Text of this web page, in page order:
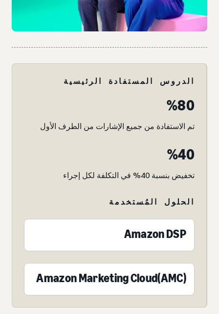
الدروس المستفادة الرئيسية
%80
تم الاستفادة من جميع الإشارات من الطرف الأول
40‏%
تخفيض بنسبة 40% في التكلفة لكل إجراء
الحلول المُستخدمة
Amazon DSP
Amazon Marketing Cloud(AMC)